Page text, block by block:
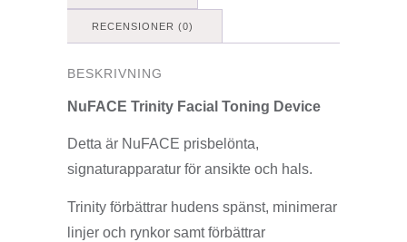
RECENSIONER (0)
BESKRIVNING
NuFACE Trinity Facial Toning Device
Detta är NuFACE prisbelönta,
signaturapparatur för ansikte och hals.
Trinity förbättrar hudens spänst, minimerar
linjer och rynkor samt förbättrar